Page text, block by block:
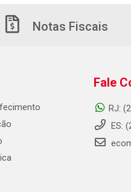
Notas Fiscais
Fale
RJ:
ES: